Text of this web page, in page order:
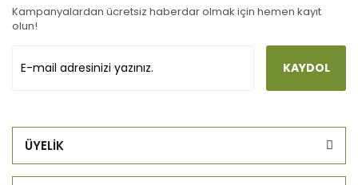
Kampanyalardan ücretsiz haberdar olmak için hemen kayıt
olun!
KAYDOL
ÜYELİK